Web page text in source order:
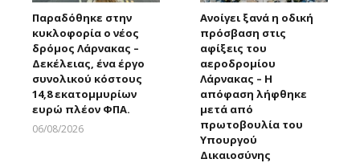
Παραδόθηκε στην
κυκλοφορία ο νέος
δρόμος Λάρνακας –
Δεκέλειας, ένα έργο
συνολικού κόστους
14,8 εκατομμυρίων
ευρώ πλέον ΦΠΑ.
06/08/2026
Ανοίγει ξανά η οδική
πρόσβαση στις
αφίξεις του
αεροδρομίου
Λάρνακας – Η
απόφαση λήφθηκε
μετά από
πρωτοβουλία του
Υπουργού
Δικαιοσύνης